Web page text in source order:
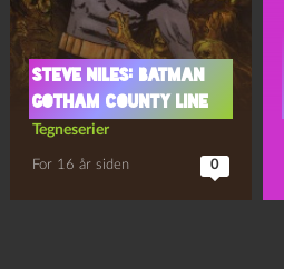
Steve Niles: Batman
Gotham County Line
Tegneserier
For 16 år siden 0